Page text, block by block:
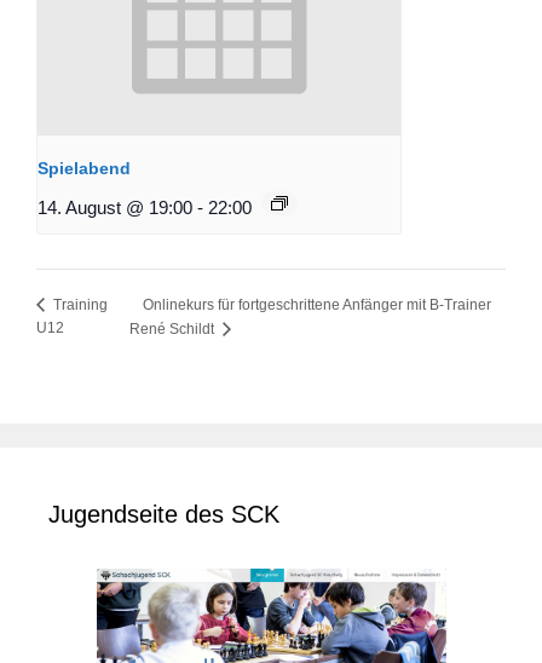
Spielabend
14. August @ 19:00 - 22:00
Training
U12
Onlinekurs für fortgeschrittene Anfänger mit B-Trainer
René Schildt
Jugendseite des SCK